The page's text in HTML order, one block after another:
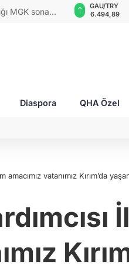
ile Ahıska
6.494,89
BIST 100
13.798,82
Diaspora QHA Özel
KTMM Başkan Yardımcısı İlmi Ümerov: